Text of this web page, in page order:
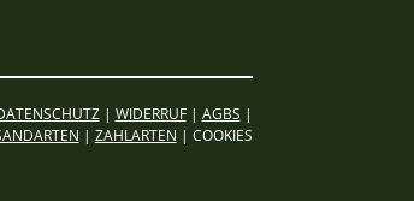
| WIDERRUF| AGBS |
| ZAHLARTEN | COOKIES